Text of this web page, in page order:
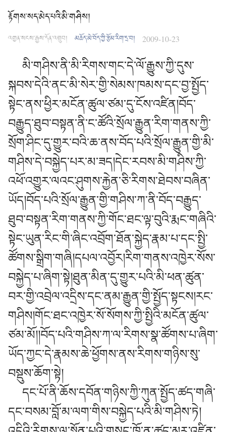
རྟོགས་སད་མེད་པའི་མི་གཤིས།
འགྱན་སངས་རྒྱས་དོན་འགྲུབ། མཆོད་མེ་བོད་ཀྱི་རྩོམ་རིག་དྲ་བ། 2009-10-23
མི་གཤིས་ནི་མི་རིགས་གང་དེ་ལོ་རྒྱུས་ཀྱི་དུས་
སྐབས་དེའི་ནང་མི་སེར་གྱི་སེམས་ཁམས་དང་བྱ་སྤྱོད་
སྟེང་ནས་ཕྱིར་མངོན་ཚུལ་ཙམ་དུ་ངོས་འཛིན།བོད་
བརྒྱུད་ཐུབ་བསྟན་ནི་ང་ཚོའི་སྲོལ་རྒྱུན་རིག་གནས་ཀྱི་
སྲོག་ཤིང་དུ་གྱུར་བའི་ཆ་ནས་བོད་པའི་སྲོལ་རྒྱུན་གྱི་མི་
གཤིས་དེ་བསྐྱེད་པར་མ་ཟད།དེང་རབས་མི་གཤིས་ཀྱི་
འཕོ་འགྱུར་ལའང་ཤུགས་རྐྱེན་ཅི་རིགས་ཐེབས་བཞིན་
ཡོད།བོད་པའི་སྲོལ་རྒྱུན་གྱི་གཤིས་ཀ་ནི་བོད་བརྒྱུད་
ཐུབ་བསྟན་རིག་གནས་ཀྱི་གོང་ཐང་ལྟ་བུའི་རྨང་གཞིའི་
སྟེང་ཡུན་རིང་གི་ཞིང་འབྲོག་ཐོན་སྐྱེད་རྣམ་པ་དང་སྤྱི་
ཚོགས་སྒྲིག་གཞི།དཔལ་འབྱོར།རིག་གནས་འཁྱེར་སོས་
བསྐྱེད་པ་ཞིག་སྟེ།ཐུན་མིན་དུ་གྱུར་པའི་མི་ཕན་ཚུན་
བར་གྱི་འབྲེལ་འདྲིས་དང་ནམ་རྒྱུན་གྱི་སྤྱོད་སྟངས།རང་
གཤིས།གོང་ཐང་འཁྱེར་སོ་སོགས་ཀྱི་སྤྱིའི་མངོན་ཚུལ་
ཙམ་མོ།།བོད་པའི་གཤིས་ཀ་ལ་རིགས་སྣ་ཚོགས་པ་ཞིག་
ཡོད་ཀྱང་དེ་རྣམས་ཆེ་ཕྱོགས་ནས་རིགས་གཉིས་སུ་
བསྡུས་ཆོག་སྟེ།
དང་པོ་ནི་ཆོས་དབོན་གཉིས་ཀྱི་ཀུན་སྤྱོད་ཚད་གཞི་
དང་བསམ་བློ་མ་ལག་གིས་བསྐྱེད་པའི་མི་གཤིས་ཏེ།